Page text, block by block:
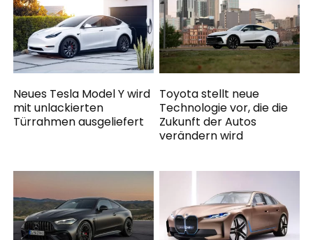
Neues Tesla Model Y wird
mit unlackierten
Türrahmen ausgeliefert
Toyota stellt neue
Technologie vor, die die
Zukunft der Autos
verändern wird